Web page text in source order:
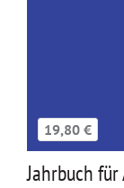
19,80 €
Jahrbuch